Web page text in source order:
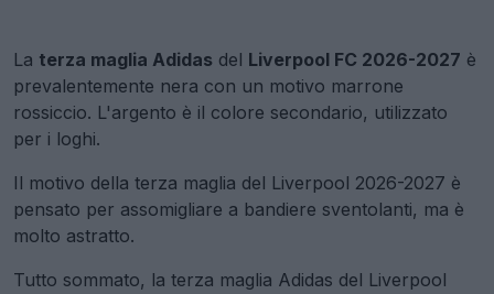
La terza maglia Adidas del Liverpool FC 2026-2027 è
prevalentemente nera con un motivo marrone
rossiccio. L'argento è il colore secondario, utilizzato
per i loghi.
Il motivo della terza maglia del Liverpool 2026-2027 è
pensato per assomigliare a bandiere sventolanti, ma è
molto astratto.
Tutto sommato, la terza maglia Adidas del Liverpool